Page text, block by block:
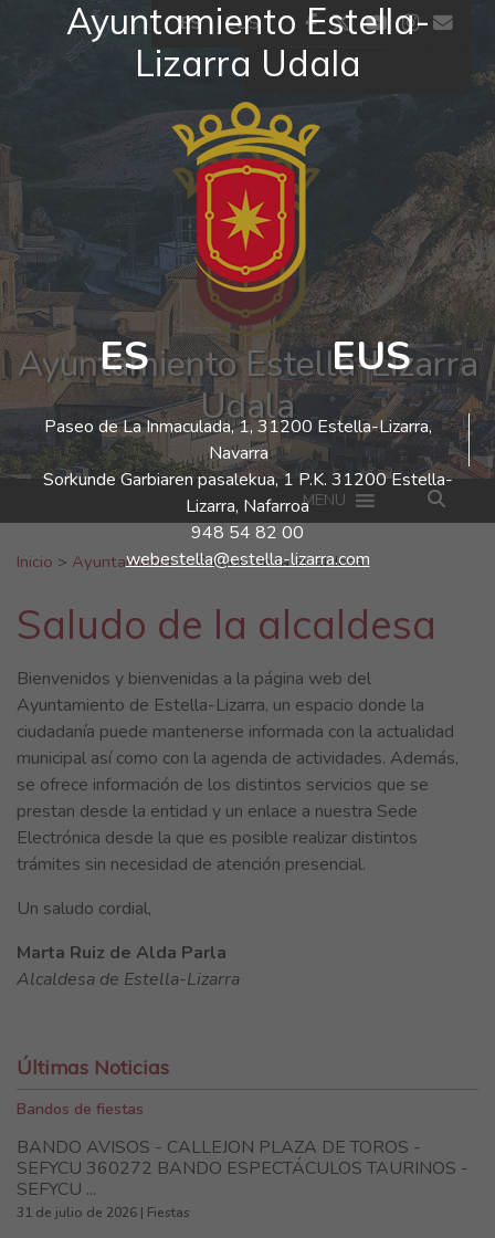
Ayuntamiento Estella-
Lizarra Udala
ES EUS
Paseo de La Inmaculada, 1, 31200 Estella-Lizarra,
Navarra
Sorkunde Garbiaren pasalekua, 1 P.K. 31200 Estella-
Lizarra, Nafarroa
948 54 82 00
webestella@estella-lizarra.com
Ir al contenido ES EUS facebook
twitter
youtube
El tiempo - Tutiempo.net
Ayuntamiento Estella-Lizarra
Udala
MENU
Buscar:
Inicio > Ayuntamiento>Saludo de la alcaldesa
Saludo de la alcaldesa
Bienvenidos y bienvenidas a la página web del
Ayuntamiento de Estella-Lizarra, un espacio donde la
ciudadanía puede mantenerse informada con la actualidad
municipal así como con la agenda de actividades. Además,
se ofrece información de los distintos servicios que se
prestan desde la entidad y un enlace a nuestra Sede
Electrónica desde la que es posible realizar distintos
trámites sin necesidad de atención presencial.
Un saludo cordial,
Marta Ruiz de Alda Parla
Alcaldesa de Estella-Lizarra
Últimas Noticias
Bandos de fiestas
BANDO AVISOS - CALLEJON PLAZA DE TOROS -
SEFYCU 360272 BANDO ESPECTÁCULOS TAURINOS -
SEFYCU ...
31 de julio de 2026 | Fiestas